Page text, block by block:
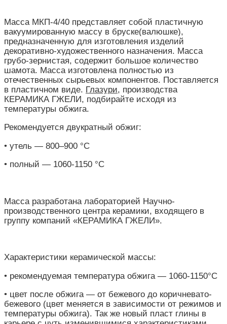
Масса МКП-4/40 представляет собой пластичную
вакуумированную массу в бруске(валюшке),
предназначенную для изготовления изделий
декоративно-художественного назначения. Масса
грубо-зернистая, содержит большое количество
шамота. Масса изготовлена полностью из
отечественных сырьевых компонентов. Поставляется
в пластичном виде. Глазури, производства
КЕРАМИКА ГЖЕЛИ, подбирайте исходя из
температуры обжига.
Рекомендуется двукратный обжиг:
• утель — 800–900 °С
• полный — 1060-1150 °С
Масса разработана лабораторией Научно-
производственного центра керамики, входящего в
группу компаний «КЕРАМИКА ГЖЕЛИ».
Характеристики керамической массы:
• рекомендуемая температура обжига — 1060-1150°С
• цвет после обжига — от бежевого до коричневато-
бежевого (цвет меняется в зависимости от режимов и
температуры обжига). Так же новый пласт глины в